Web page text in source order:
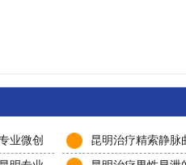
业微创
昆明治疗精索静脉
2025最新名单+真